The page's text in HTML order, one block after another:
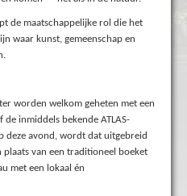
de maatschappelijke rol die het
waar kunst, gemeenschap en
worden welkom geheten met een
inmiddels bekende ATLAS-
deze avond, wordt dat uitgebreid
plaats van een traditioneel boeket
met een lokaal én